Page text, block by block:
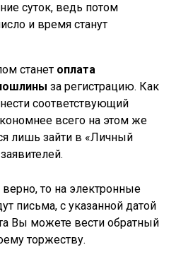
суток, ведь потом
и время станут
станет оплата
за регистрацию. Как
соответствующий
всего на этом же
лишь зайти в «Личный
то на электронные
письма, с указанной датой
Вы можете вести обратный
торжеству.